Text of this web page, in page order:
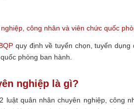
công nhân và viên chức quốc
quy định về tuyển chọn, tuyển
phòng ban hành.
nghiệp là gì?
luật quân nhân chuyên nghiệp, công